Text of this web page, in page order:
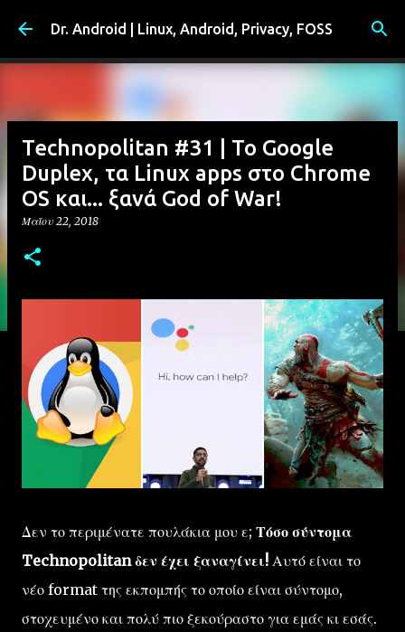
Μετάβαση στο κύριο περιεχόμενο
Dr. Android | Linux, Android, Privacy, FOSS
Technopolitan #31 | Το Google
Duplex, τα Linux apps στο Chrome
OS και... ξανά God of War!
Μαΐου 22, 2018
Δεν το περιμένατε πουλάκια μου ε; Τόσο σύντομα
Technopolitan δεν έχει ξαναγίνει! Αυτό είναι το
νέο format της εκπομπής το οποίο είναι σύντομο,
στοχευμένο και πολύ πιο ξεκούραστο για εμάς κι εσάς.